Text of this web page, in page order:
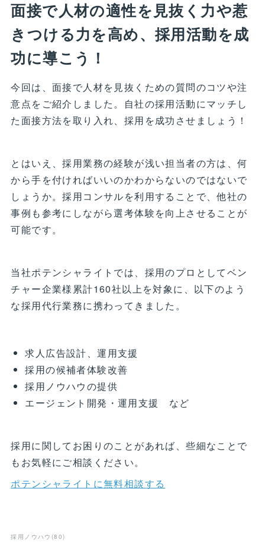
面接で人材の適性を見抜く力や惹
きつける力を高め、採用活動を成
功に導こう！
今回は、面接で人材を見抜くための質問のコツや注
意点をご紹介しました。自社の採用活動にマッチし
た面接方法を取り入れ、採用を成功させましょう！
とはいえ、採用業務の経験が浅い担当者の方は、何
から手を付ければいいのかわからないのではないで
しょうか。採用コンサルを利用することで、他社の
事例も参考にしながら選考体験を向上させることが
可能です。
当社ポテンシャライトでは、採用のプロとしてベン
チャー企業様累計160社以上を対象に、以下のよう
な採用代行業務に携わってきました。
求人広告設計、運用支援
採用の候補者体験改善
採用ノウハウの提供
エージェント開発・運用支援 など
採用に関してお困りのことがあれば、些細なことで
もお気軽にご相談ください。
ポテンシャライトに無料相談する
採用ノウハウ (80)